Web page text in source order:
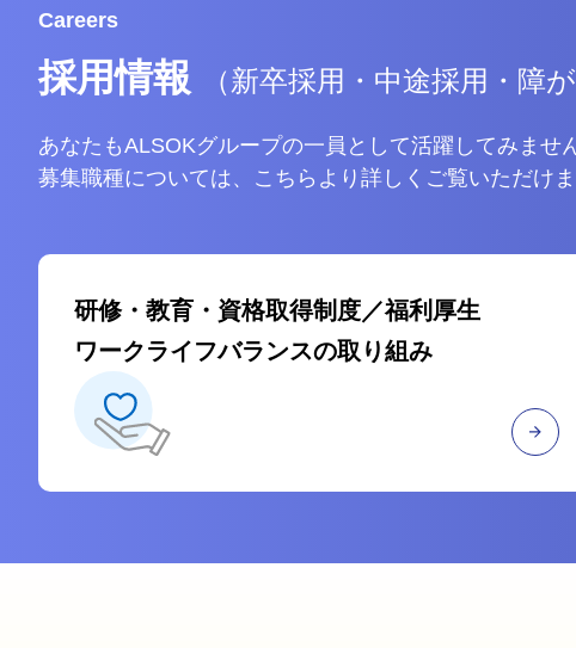
採用情報 （新卒採用・中途採用・障
あなたもALSOKグループの一員として活躍してみませ
募集職種については、こちらより詳しくご覧いただけま
研修・教育・資格取得制度／福利厚生
ワークライフバランスの取り組み